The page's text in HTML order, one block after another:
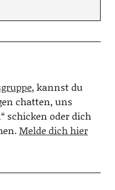
, kannst du
chatten, uns
schicken oder dich
Melde dich hier